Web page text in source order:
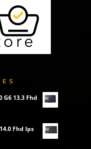
13.3 Fhd
Fhd Ips